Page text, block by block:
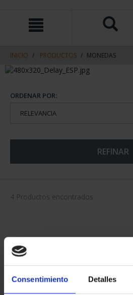
Consentimiento Detalles
contenido
navegacin
INICIO PRODUCTOS MONEDAS
ORDENAR POR:
REFINAR
4 Productos encontrados